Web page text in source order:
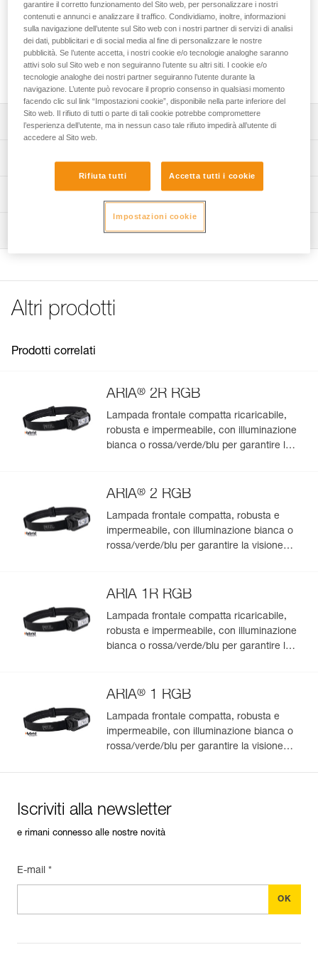
I supporti MOLLE ADAPT consentono di fissare facilmente
una lampada frontale della gamma ARIA su un sistema
MOLLE. Sono forniti due supporti, orizzontale e verticale, per
adattarsi a tutte le forme e dimensioni (per esempio,
giubbotto, sacco).
Descrizione
orizzontale) possono adattarsi ad ogni base compatibile
(per esempio giubbetto, sacco).
Supporti compatibili con le lampade della gamma ARIA.
Dettagli codice
Codice : E073EA00
Garanzia : 3 anni
Informazioni tecniche
Scarica il pdf technical-notice-MOLLE-ADAPT-1
Gestisci e controlla facilmente i tuoi DPI
compilate automaticamente.
Importa ed esporta facilmente i dati dei tuoi DPI esistenti.
Visualizza lo storico di un prodotto dalla sua data di
Altri prodotti
Prodotti correlati
ARIA® 2R RGB
Lampada frontale compatta ricaricabile,
robusta e impermeabile, con illuminazione
bianca o rossa/verde/blu per garantire la
ARIA® 2 RGB
Lampada frontale compatta, robusta e
impermeabile, con illuminazione bianca o
rossa/verde/blu per garantire la visione
ARIA 1R RGB
Lampada frontale compatta ricaricabile,
robusta e impermeabile, con illuminazione
bianca o rossa/verde/blu per garantire la
ARIA® 1 RGB
Lampada frontale compatta, robusta e
impermeabile, con illuminazione bianca o
rossa/verde/blu per garantire la visione
Iscriviti alla newsletter
e rimani connesso alle nostre novità
E-mail *
garantire il corretto funzionamento del Sito web, per personalizzare i nostri
contenuti e annunci e analizzare il traffico. Condividiamo, inoltre, informazioni
sulla navigazione dell’utente sul Sito web con i nostri partner di servizi di analisi
dei dati, pubblicitari e di social media al fine di personalizzare le nostre
pubblicità. Se l’utente accetta, i nostri cookie e/o tecnologie analoghe saranno
attivi solo sul Sito web e non seguiranno l’utente su altri siti. I cookie e/o
tecnologie analoghe dei nostri partner seguiranno l’utente durante la
navigazione. L’utente può revocare il proprio consenso in qualsiasi momento
facendo clic sul link “Impostazioni cookie”, disponibile nella parte inferiore del
Sito web. Il rifiuto di tutti o parte di tali cookie potrebbe compromettere
l’esperienza dell’utente, ma in nessun caso tale rifiuto impedirà all’utente di
accedere al Sito web.
Rifiuta tutti Accetta tutti i cookie
Impostazioni cookie